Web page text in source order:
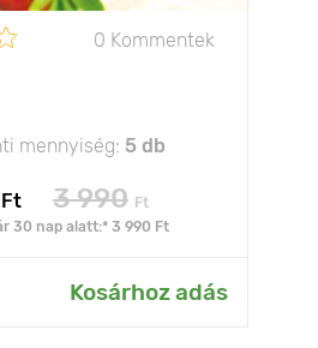
0 Kommentek
mennyiség: 5 db
Ft 3 990 Ft
30 nap alatt:* 3 990 Ft
Kosárhoz adás